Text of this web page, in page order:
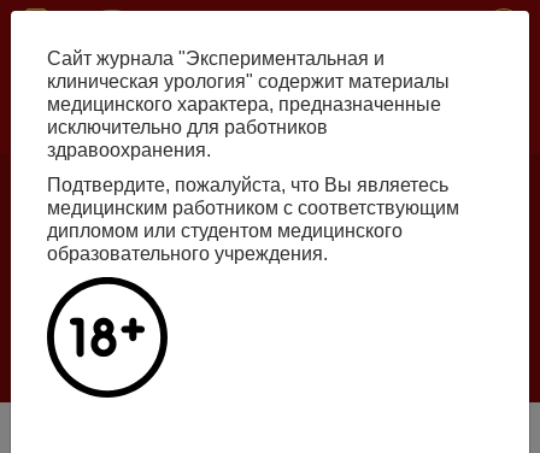
Перейти
основному
содержанию
Номер №2, 2026
Галлюцинации больших языковых моделей
в клинической урологии
Сайт журнала "Экспериментальная и
клиническая урология" содержит материалы
медицинского характера, предназначенные
исключительно для работников
здравоохранения.
Подтвердите, пожалуйста, что Вы являетесь
медицинским работником с соответствующим
дипломом или студентом медицинского
образовательного учреждения.